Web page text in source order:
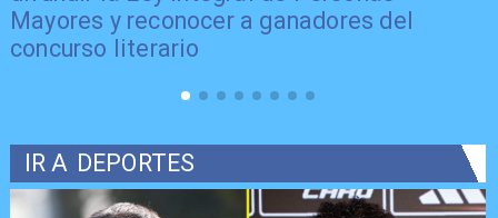
Mayores y reconocer a ganadores del
concurso literario
IR A DEPORTES